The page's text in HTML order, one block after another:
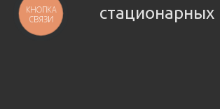
стационарных
КНОПКА
СВЯЗИ